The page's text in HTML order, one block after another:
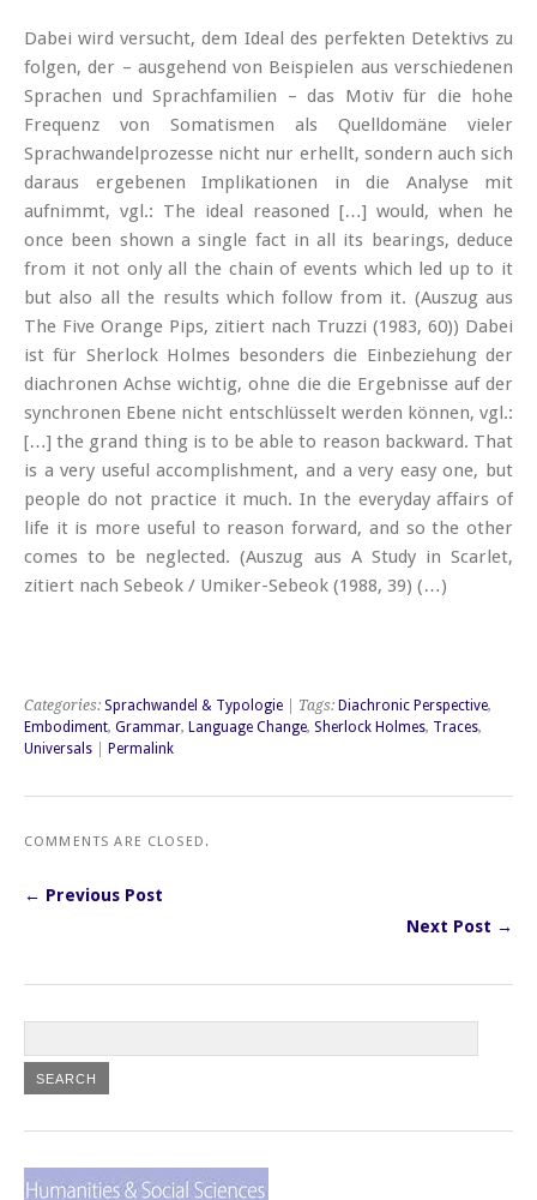
Dabei wird versucht, dem Ideal des perfekten Detektivs zu
folgen, der – ausgehend von Beispielen aus verschiedenen
Sprachen und Sprachfamilien – das Motiv für die hohe
Frequenz von Somatismen als Quelldomäne vieler
Sprachwandelprozesse nicht nur erhellt, sondern auch sich
daraus ergebenen Implikationen in die Analyse mit
aufnimmt, vgl.: The ideal reasoned […] would, when he
once been shown a single fact in all its bearings, deduce
from it not only all the chain of events which led up to it
but also all the results which follow from it. (Auszug aus
The Five Orange Pips, zitiert nach Truzzi (1983, 60)) Dabei
ist für Sherlock Holmes besonders die Einbeziehung der
diachronen Achse wichtig, ohne die die Ergebnisse auf der
synchronen Ebene nicht entschlüsselt werden können, vgl.:
[…] the grand thing is to be able to reason backward. That
is a very useful accomplishment, and a very easy one, but
people do not practice it much. In the everyday affairs of
life it is more useful to reason forward, and so the other
comes to be neglected. (Auszug aus A Study in Scarlet,
zitiert nach Sebeok / Umiker-Sebeok (1988, 39) (…)
Categories: Sprachwandel & Typologie | Tags: Diachronic Perspective,
Embodiment, Grammar, Language Change, Sherlock Holmes, Traces,
Universals
Permalink
COMMENTS ARE CLOSED.
← Previous Post
Next Post →